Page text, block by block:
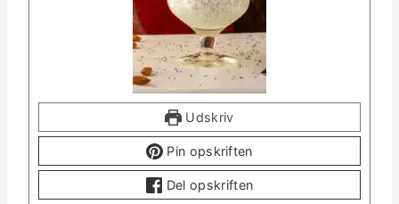
Udskriv
Pin opskriften
Del opskriften